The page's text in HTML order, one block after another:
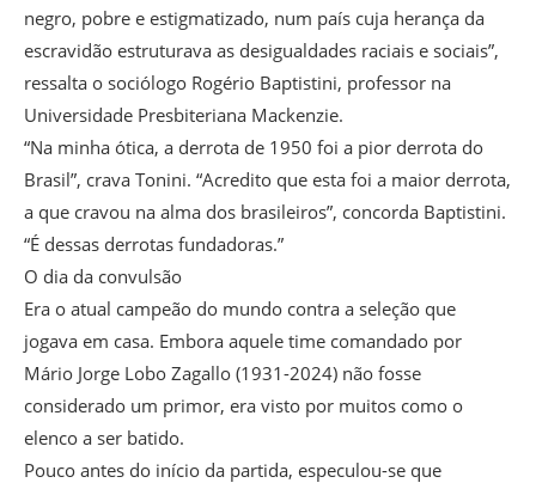
negro, pobre e estigmatizado, num país cuja herança da
escravidão estruturava as desigualdades raciais e sociais”,
ressalta o sociólogo Rogério Baptistini, professor na
Universidade Presbiteriana Mackenzie.
“Na minha ótica, a derrota de 1950 foi a pior derrota do
Brasil”, crava Tonini. “Acredito que esta foi a maior derrota,
a que cravou na alma dos brasileiros”, concorda Baptistini.
“É dessas derrotas fundadoras.”
O dia da convulsão
Era o atual campeão do mundo contra a seleção que
jogava em casa. Embora aquele time comandado por
Mário Jorge Lobo Zagallo (1931-2024) não fosse
considerado um primor, era visto por muitos como o
elenco a ser batido.
Pouco antes do início da partida, especulou-se que